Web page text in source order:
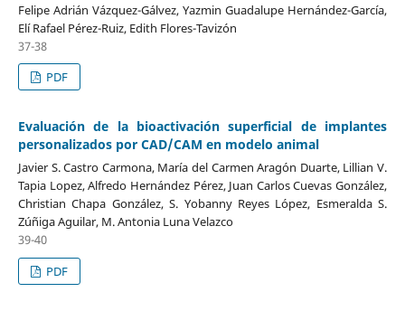
Felipe Adrián Vázquez-Gálvez, Yazmin Guadalupe Hernández-García,
Elí Rafael Pérez-Ruiz, Edith Flores-Tavizón
37-38
PDF
Evaluación de la bioactivación superficial de implantes
personalizados por CAD/CAM en modelo animal
Javier S. Castro Carmona, María del Carmen Aragón Duarte, Lillian V.
Tapia Lopez, Alfredo Hernández Pérez, Juan Carlos Cuevas González,
Christian Chapa González, S. Yobanny Reyes López, Esmeralda S.
Zúñiga Aguilar, M. Antonia Luna Velazco
39-40
PDF